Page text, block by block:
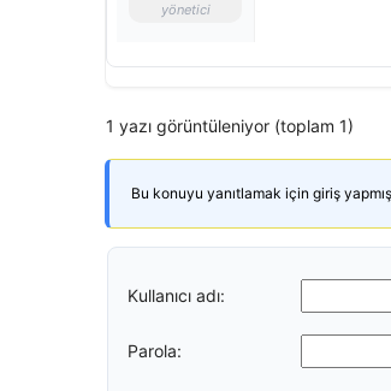
yönetici
1 yazı görüntüleniyor (toplam 1)
Bu konuyu yanıtlamak için giriş yapmış
Kullanıcı adı:
Parola: